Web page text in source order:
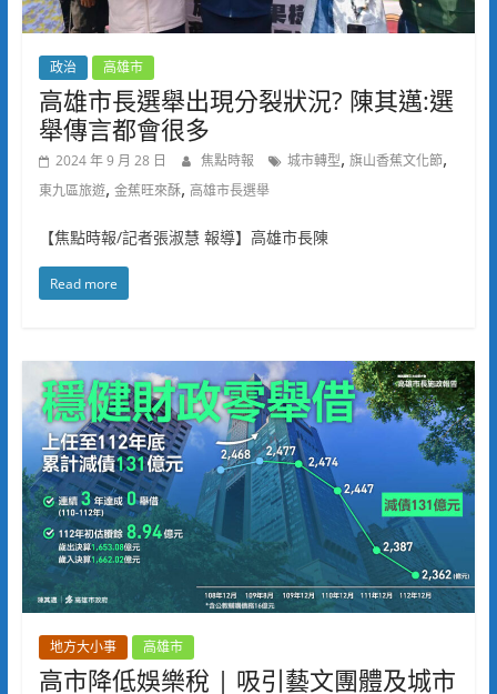
政治 高雄市
高雄市長選舉出現分裂狀況? 陳其邁:選
舉傳言都會很多
2024 年 9 月 28 日 焦點時報 城市轉型, 旗山香蕉文化節,
東九區旅遊, 金蕉旺來酥, 高雄市長選舉
【焦點時報/記者張淑慧 報導】高雄市長陳
Read more
地方大小事 高雄市
高市降低娛樂稅 | 吸引藝文團體及城市